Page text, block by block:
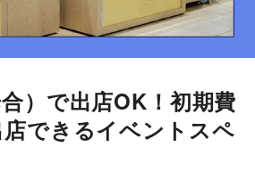
）で出店OK！初期費
できるイベントスペ